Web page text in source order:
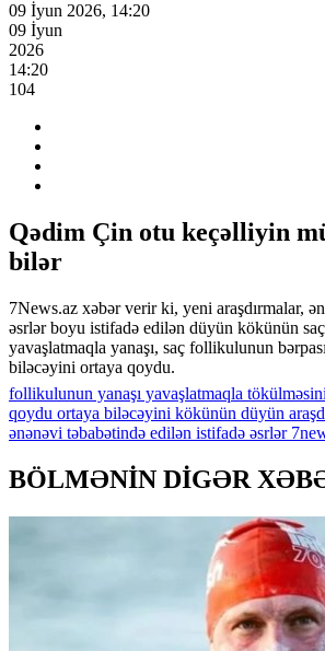
09 İyun 2026, 14:20
09 İyun
2026
14:20
104
Qədim Çin otu keçəlliyin
bilər
7News.az xəbər verir ki, yeni araşdırmalar,
əsrlər boyu istifadə edilən düyün kökünün
yavaşlatmaqla yanaşı, saç follikulunun
biləcəyini ortaya qoydu.
follikulunun yanaşı yavaşlatmaqla tökülməsini
qoydu ortaya biləcəyini kökünün düyün
ənənəvi təbabətində edilən istifadə əsrlər
BÖLMƏNİN DİGƏR